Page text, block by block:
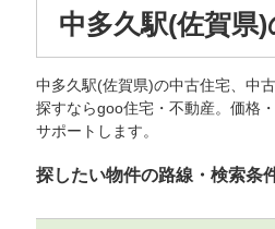
中多久駅(佐賀県
中多久駅(佐賀県)の中古住宅、中
探すならgoo住宅・不動産。価格
サポートします。
探したい物件の路線・検索条